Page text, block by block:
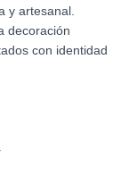
y artesanal.
decoración
con identidad